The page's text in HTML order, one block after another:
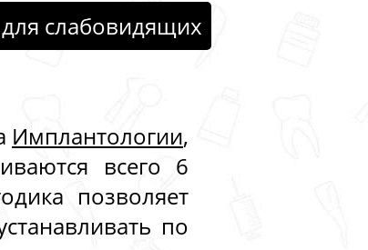
слабовидящих
Имплантологии,
всего 6
позволяет
по